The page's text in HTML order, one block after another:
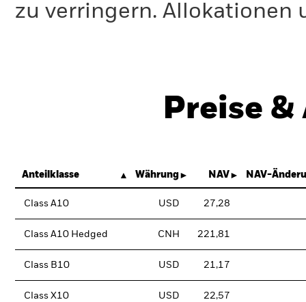
zu verringern. Allokationen
Preise
Anteilklasse Währung NAV NAV-
Class A10 USD 27,28
Class A10 Hedged CNH 221,81
Class B10 USD 21,17
Class X10 USD 22,57